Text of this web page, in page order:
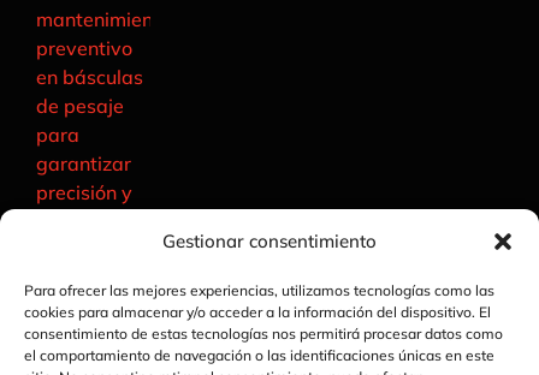
Gestionar consentimiento
Para ofrecer las mejores experiencias, utilizamos tecnologías como las
cookies para almacenar y/o acceder a la información del dispositivo. El
consentimiento de estas tecnologías nos permitirá procesar datos como
el comportamiento de navegación o las identificaciones únicas en este